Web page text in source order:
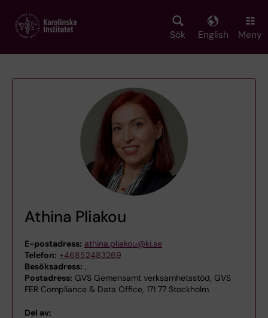
main
Sök English Meny
Athina Pliakou
E-postadress: athina.pliakou@ki.se
Telefon: +46852483269
Besöksadress: ,
Postadress: GVS Gemensamt verksamhetsstöd, GVS
FER Compliance & Data Office, 171 77 Stockholm
Del av: